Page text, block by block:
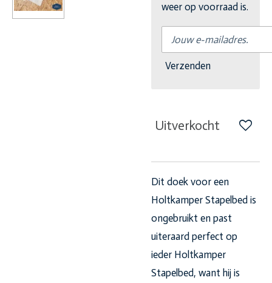
weer op voorraad is.
Verzenden
Uitverkocht
Dit doek voor een
Holtkamper Stapelbed is
ongebruikt en past
uiteraard perfect op
ieder Holtkamper
Stapelbed, want hij is